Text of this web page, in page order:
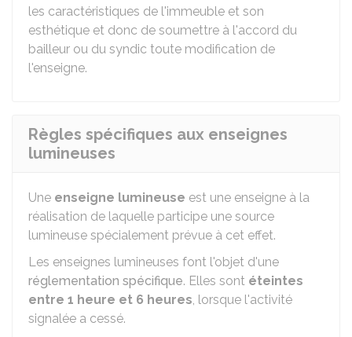
les caractéristiques de l'immeuble et son
esthétique et donc de soumettre à l'accord du
bailleur ou du syndic toute modification de
l'enseigne.
Règles spécifiques aux enseignes
lumineuses
Une enseigne lumineuse est une enseigne à la
réalisation de laquelle participe une source
lumineuse spécialement prévue à cet effet.
Les enseignes lumineuses font l'objet d'une
réglementation spécifique. Elles sont éteintes
entre 1 heure et 6 heures, lorsque l'activité
signalée a cessé.